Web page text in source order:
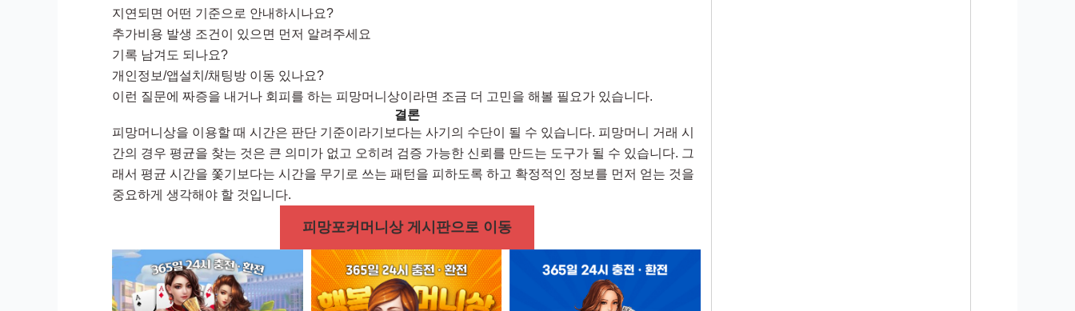
지연되면 어떤 기준으로 안내하시나요?
추가비용 발생 조건이 있으면 먼저 알려주세요
기록 남겨도 되나요?
개인정보/앱설치/채팅방 이동 있나요?
이런 질문에 짜증을 내거나 회피를 하는 피망머니상이라면 조금 더 고민을 해볼 필요가 있습니다.
결론
피망머니상을 이용할 때 시간은 판단 기준이라기보다는 사기의 수단이 될 수 있습니다. 피망머니 거래 시
간의 경우 평균을 찾는 것은 큰 의미가 없고 오히려 검증 가능한 신뢰를 만드는 도구가 될 수 있습니다. 그
래서 평균 시간을 쫓기보다는 시간을 무기로 쓰는 패턴을 피하도록 하고 확정적인 정보를 먼저 얻는 것을
중요하게 생각해야 할 것입니다.
피망포커머니상 게시판으로 이동